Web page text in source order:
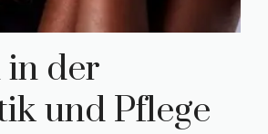
der
und Pflege